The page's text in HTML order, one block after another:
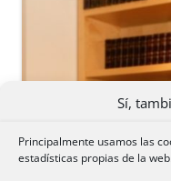
Sí,
Principalmente usamos las
estadísticas propias de la